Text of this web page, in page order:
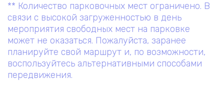
** Количество парковочных мест ограничено. В
связи с высокой загруженностью в день
мероприятия свободных мест на парковке
может не оказаться. Пожалуйста, заранее
планируйте свой маршрут и, по возможности,
воспользуйтесь альтернативными способами
передвижения.